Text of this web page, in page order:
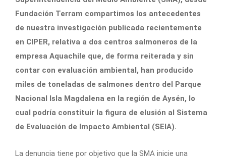
Fundación Terram compartimos los antecedentes
de nuestra investigación publicada recientemente
en CIPER, relativa a dos centros salmoneros de la
empresa Aquachile que, de forma reiterada y sin
contar con evaluación ambiental, han producido
miles de toneladas de salmones dentro del Parque
Nacional Isla Magdalena en la región de Aysén, lo
cual podría constituir la figura de elusión al Sistema
de Evaluación de Impacto Ambiental (SEIA).
La denuncia tiene por objetivo que la SMA inicie una